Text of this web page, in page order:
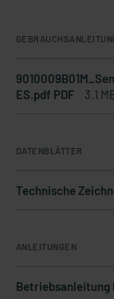
ES.pdf PDF
3.1
DATENBLÄTTER
Technische
ANLEITUNGEN
Betriebsanleitung